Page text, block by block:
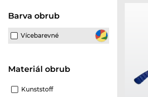
Barva obrub
Vícebarevné
Materiál obrub
Kunststoff